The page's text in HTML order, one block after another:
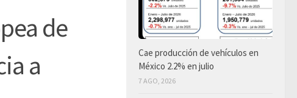
de
a
Cae producción de vehículos en
México 2.2% en julio
7 AGO, 2026